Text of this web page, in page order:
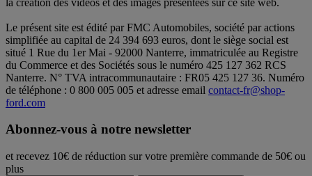
Le présent site est édité par FMC Automobiles, société par actions
simplifiée au capital de 24 394 693 euros, dont le siège social est
situé 1 Rue du 1er Mai - 92000 Nanterre, immatriculée au Registre
du Commerce et des Sociétés sous le numéro 425 127 362 RCS
Nanterre. N° TVA intracommunautaire : FR05 425 127 36. Numéro
de téléphone : 0 800 005 005 et adresse email contact-fr@shop-
ford.com
Abonnez-vous à notre newsletter
et recevez 10€ de réduction sur votre première commande de 50€ ou
plus